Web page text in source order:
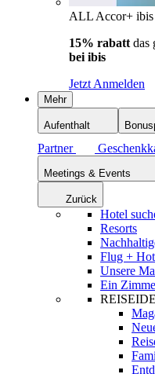
ALL Accor+ ibis
15% rabatt das
bei ibis
Jetzt Anmelden
Mehr
Aufenthalt
Partner
Meetings & Events
Zurück
Hotel
Resorts
Flug +
Unsere
Ein